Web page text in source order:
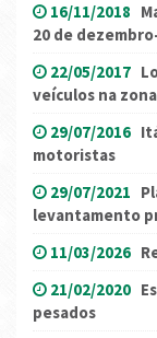
16/11/2018
20 de
22/05/2017
veículos na
29/07/2016
motoristas
29/07/2021
levantamento
11/03/2026
21/02/2020
pesados